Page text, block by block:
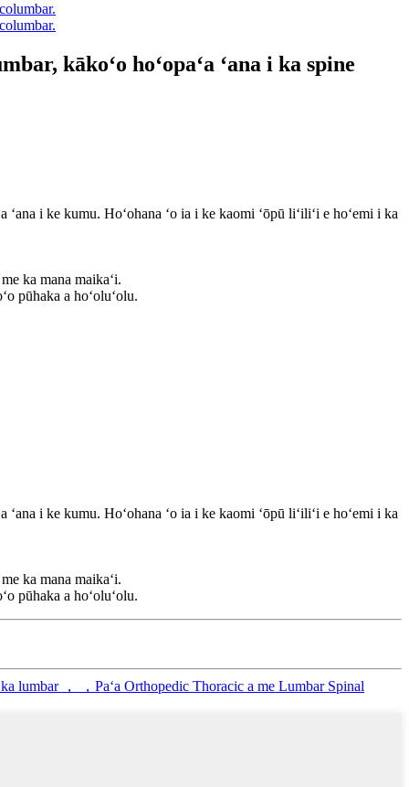
kākoʻo hoʻopaʻa ʻana i ka spine
ʻana i ke kumu. Hoʻohana ʻo ia i ke kaomi ʻōpū liʻiliʻi e hoʻemi i ka
ka mana maikaʻi.
pūhaka a hoʻoluʻolu.
ʻana i ke kumu. Hoʻohana ʻo ia i ke kaomi ʻōpū liʻiliʻi e hoʻemi i ka
ka mana maikaʻi.
pūhaka a hoʻoluʻolu.
lumbar ， ，Paʻa Orthopedic Thoracic a me Lumbar Spinal